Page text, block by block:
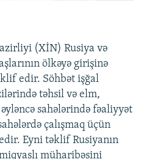
(XİN) Rusiya və
ölkəyə girişinə
edir. Söhbət işğal
təhsil və elm,
sahələrində fəaliyyət
çalışmaq üçün
Eyni təklif Rusiyanın
müharibəsini